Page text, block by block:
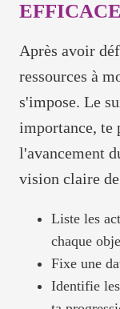
EFFICACE
Après avoir
ressources à
s'impose. Le
importance, te
l'avancement
vision claire
Liste les
chaque
Fixe une
Identifie